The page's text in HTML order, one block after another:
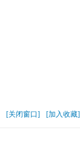
[关闭窗口] [加入收藏]